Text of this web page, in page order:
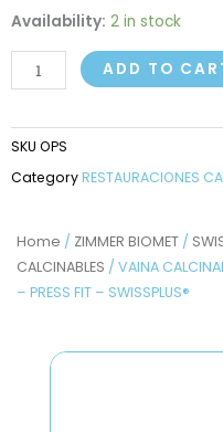
Home / ZIMMER BIOMET /
CALCINABLES / VAINA
– PRESS FIT – SWISSPLUS®
Availability: 2 in stock
VAINA
CALCINABLE
-
BASE
ORO
PRESS
ADD TO
SKU OPS
Category RESTAURACIONES